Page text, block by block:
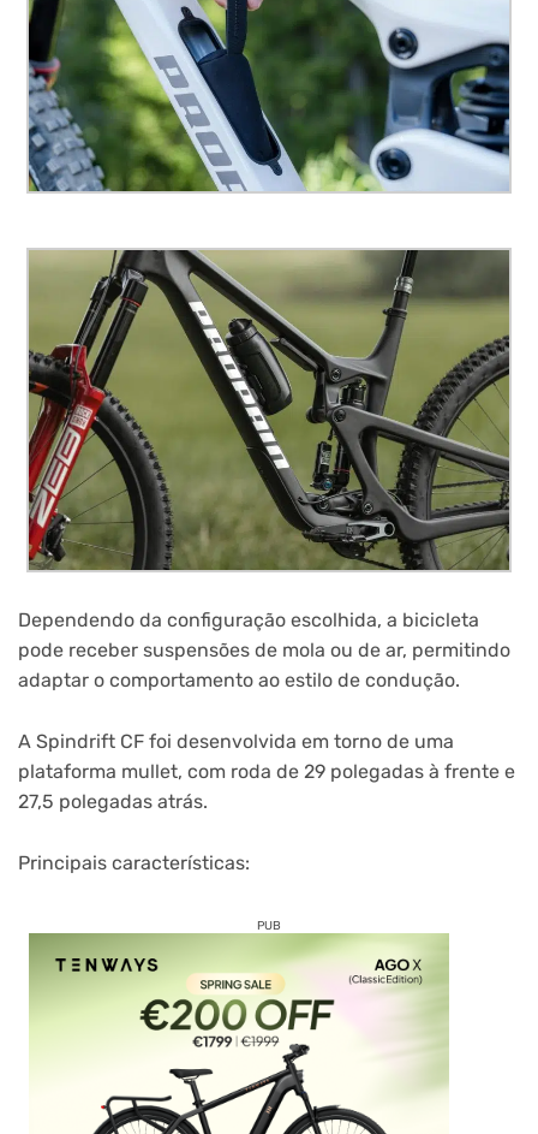
Dependendo da configuração escolhida, a bicicleta
pode receber suspensões de mola ou de ar, permitindo
adaptar o comportamento ao estilo de condução.
A Spindrift CF foi desenvolvida em torno de uma
plataforma mullet, com roda de 29 polegadas à frente e
27,5 polegadas atrás.
Principais características:
PUB